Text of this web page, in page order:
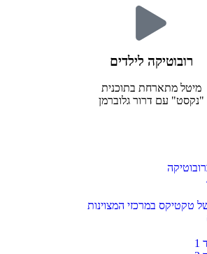
רובוטיקה לילדים
מיטל מתארחת בתוכנית
"נקסט" עם דרור גלוברמן
טקטיקס במרכזי המצוינות